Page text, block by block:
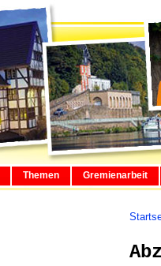
Themen Gremienarbeit